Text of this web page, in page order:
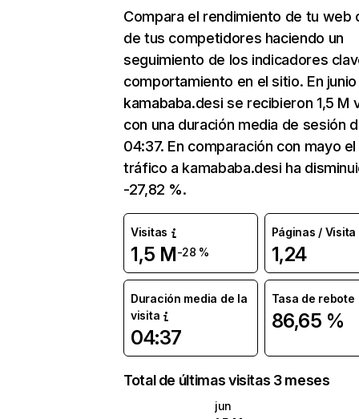
Compara el rendimiento de tu web
de tus competidores haciendo un
seguimiento de los indicadores
comportamiento en el sitio. En junio
kamababa.desi se recibieron 1,5 M
con una duración media de sesión
04:37. En comparación con mayo el
tráfico a kamababa.desi ha
-27,82 %.
Visitas
1,5 M-28 %
Páginas / Visita
1,24
Duración media de la
visita
04:37
Tasa de rebote
86,65 %
Total de últimas visitas 3 meses
jun